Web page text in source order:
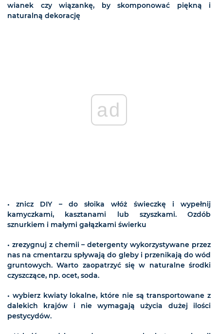
wianek czy wiązankę, by skomponować piękną i
naturalną dekorację
ad
• znicz DIY – do słoika włóż świeczkę i wypełnij
kamyczkami, kasztanami lub szyszkami. Ozdób
sznurkiem i małymi gałązkami świerku
• zrezygnuj z chemii – detergenty wykorzystywane przez
nas na cmentarzu spływają do gleby i przenikają do wód
gruntowych. Warto zaopatrzyć się w naturalne środki
czyszczące, np. ocet, soda.
• wybierz kwiaty lokalne, które nie są transportowane z
dalekich krajów i nie wymagają użycia dużej ilości
pestycydów.